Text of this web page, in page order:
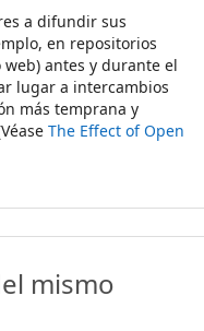
a difundir sus
en repositorios
antes y durante el
lugar a intercambios
más temprana y
The Effect of Open
mismo